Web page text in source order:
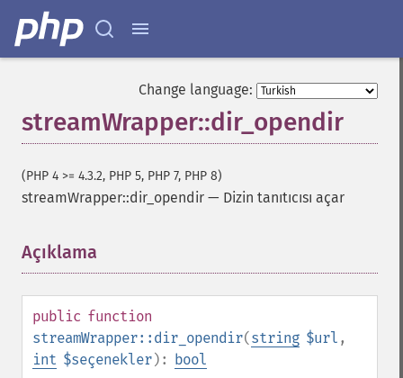
Change language:
streamWrapper::dir_opendir
(PHP 4 >= 4.3.2, PHP 5, PHP 7, PHP 8)
streamWrapper::dir_opendir — Dizin tanıtıcısı açar
Açıklama
public function
streamWrapper::dir_opendir(string $url ,
int $seçenekler): bool